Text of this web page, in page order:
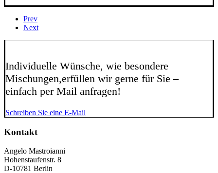
Prev
Next
Individuelle Wünsche, wie besondere
Mischungen,erfüllen wir gerne für Sie –
einfach per Mail anfragen!
Schreiben Sie eine E-Mail
Kontakt
Angelo Mastroianni
Hohenstaufenstr. 8
D-10781 Berlin